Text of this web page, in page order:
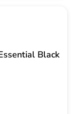
Black